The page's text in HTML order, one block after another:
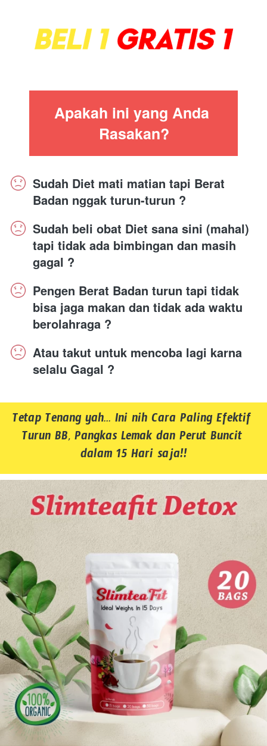
Apakah ini yang Anda
Rasakan?
Sudah Diet mati matian tapi Berat
Badan nggak turun-turun ?
Sudah beli obat Diet sana sini (mahal)
tapi tidak ada bimbingan dan masih
gagal ?
Pengen Berat Badan turun tapi tidak
bisa jaga makan dan tidak ada waktu
berolahraga ?
Atau takut untuk mencoba lagi karna
selalu Gagal ?
Tetap Tenang yah... Ini nih Cara Paling Efektif
Turun BB, Pangkas Lemak dan Perut Buncit
dalam 15 Hari saja!!